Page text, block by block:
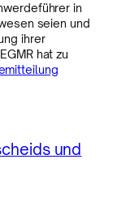
in
seien und
ihrer
hat zu
und